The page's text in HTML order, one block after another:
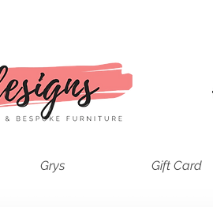
Grys Gift Card